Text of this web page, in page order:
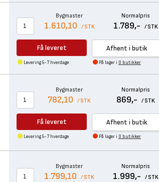
Bygmaster
1.610,10 / STK
Normalpris
1.789,- / STK
Få leveret Afhent i butik
Levering 5-7 hverdage På lager i 0 butikker
Bygmaster
782,10 / STK
Normalpris
869,- / STK
Få leveret Afhent i butik
Levering 5-7 hverdage På lager i 0 butikker
Bygmaster
1.799,10 / STK
Normalpris
1.999,- / STK